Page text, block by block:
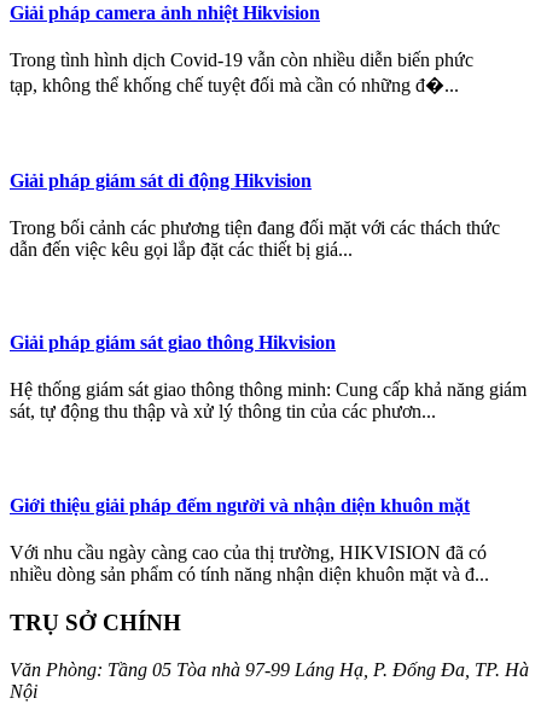
Giải pháp camera ảnh nhiệt Hikvision
Trong tình hình dịch Covid-19 vẫn còn nhiều diễn biến phức
tạp, không thể khống chế tuyệt đối mà cần có những đ�...
Giải pháp giám sát di động Hikvision
Trong bối cảnh các phương tiện đang đối mặt với các thách thức
dẫn đến việc kêu gọi lắp đặt các thiết bị giá...
Giải pháp giám sát giao thông Hikvision
Hệ thống giám sát giao thông thông minh: Cung cấp khả năng giám
sát, tự động thu thập và xử lý thông tin của các phươn...
Giới thiệu giải pháp đếm người và nhận diện khuôn mặt
Với nhu cầu ngày càng cao của thị trường, HIKVISION đã có
nhiều dòng sản phẩm có tính năng nhận diện khuôn mặt và đ...
TRỤ SỞ CHÍNH
Văn Phòng: Tầng 05 Tòa nhà 97-99 Láng Hạ, P. Đống Đa, TP. Hà
Nội